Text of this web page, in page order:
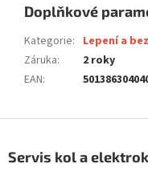
Doplňkové
Kategorie: Lepení a
Záruka:
2 roky
EAN:
pServis kol a